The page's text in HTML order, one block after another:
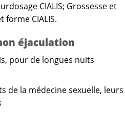
CIALIS; Grossesse et
forme CIALIS.
éjaculation
pour de longues nuits
de la médecine sexuelle, leurs